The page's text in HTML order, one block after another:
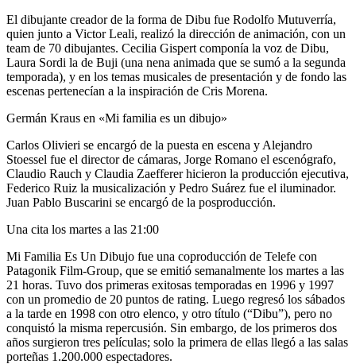
El dibujante creador de la forma de Dibu fue Rodolfo Mutuverría,
quien junto a Victor Leali, realizó la dirección de animación, con un
team de 70 dibujantes. Cecilia Gispert componía la voz de Dibu,
Laura Sordi la de Buji (una nena animada que se sumó a la segunda
temporada), y en los temas musicales de presentación y de fondo las
escenas pertenecían a la inspiración de Cris Morena.
Germán Kraus en «Mi familia es un dibujo»
Carlos Olivieri se encargó de la puesta en escena y Alejandro
Stoessel fue el director de cámaras, Jorge Romano el escenógrafo,
Claudio Rauch y Claudia Zaefferer hicieron la producción ejecutiva,
Federico Ruiz la musicalización y Pedro Suárez fue el iluminador.
Juan Pablo Buscarini se encargó de la posproducción.
Una cita los martes a las 21:00
Mi Familia Es Un Dibujo fue una coproducción de Telefe con
Patagonik Film-Group, que se emitió semanalmente los martes a las
21 horas. Tuvo dos primeras exitosas temporadas en 1996 y 1997
con un promedio de 20 puntos de rating. Luego regresó los sábados
a la tarde en 1998 con otro elenco, y otro título (“Dibu”), pero no
conquistó la misma repercusión. Sin embargo, de los primeros dos
años surgieron tres películas; solo la primera de ellas llegó a las salas
porteñas 1.200.000 espectadores.